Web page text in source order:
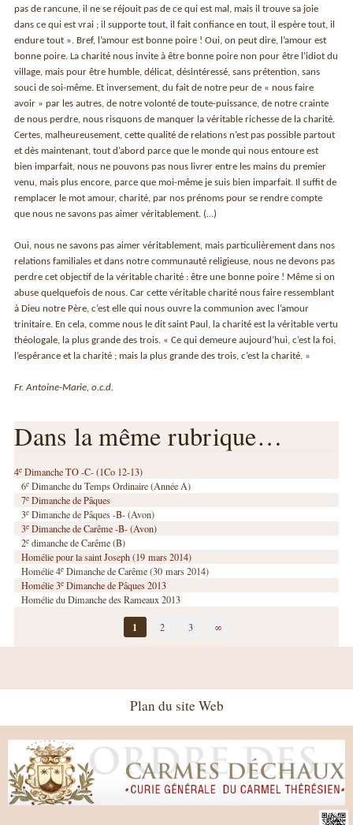
pas de rancune, il ne se réjouit pas de ce qui est mal, mais il trouve sa joie
dans ce qui est vrai ; il supporte tout, il fait confiance en tout, il espère tout, il
endure tout ». Bref, l’amour est bonne poire ! Oui, on peut dire, l’amour est
bonne poire. La charité nous invite à être bonne poire non pour être l’idiot du
village, mais pour être humble, délicat, désintéressé, sans prétention, sans
souci de soi-même. Et inversement, du fait de notre peur de « nous faire
avoir » par les autres, de notre volonté de toute-puissance, de notre crainte
de nous perdre, nous risquons de manquer la véritable richesse de la charité.
Certes, malheureusement, cette qualité de relations n’est pas possible partout
et dès maintenant, tout d’abord parce que le monde qui nous entoure est
bien imparfait, nous ne pouvons pas nous livrer entre les mains du premier
venu, mais plus encore, parce que moi-même je suis bien imparfait. Il suffit de
remplacer le mot amour, charité, par nos prénoms pour se rendre compte
que nous ne savons pas aimer véritablement. (…)
Oui, nous ne savons pas aimer véritablement, mais particulièrement dans nos
relations familiales et dans notre communauté religieuse, nous ne devons pas
perdre cet objectif de la véritable charité : être une bonne poire ! Même si on
abuse quelquefois de nous. Car cette véritable charité nous faire ressemblant
à Dieu notre Père, c’est elle qui nous ouvre la communion avec l’amour
trinitaire. En cela, comme nous le dit saint Paul, la charité est la véritable vertu
théologale, la plus grande des trois. « Ce qui demeure aujourd’hui, c’est la foi,
l’espérance et la charité ; mais la plus grande des trois, c’est la charité. »
Fr. Antoine-Marie, o.c.d.
Dans la même rubrique…
4e Dimanche TO -C- (1Co 12-13)
6e Dimanche du Temps Ordinaire (Année A)
7e Dimanche de Pâques
3e Dimanche de Pâques -B- (Avon)
3e Dimanche de Carême -B- (Avon)
2e dimanche de Carême (B)
Homélie pour la saint Joseph (19 mars 2014)
Homélie 4e Dimanche de Carême (30 mars 2014)
Homélie 3e Dimanche de Pâques 2013
Homélie du Dimanche des Rameaux 2013
1 2 3 ∞
Plan du site Web